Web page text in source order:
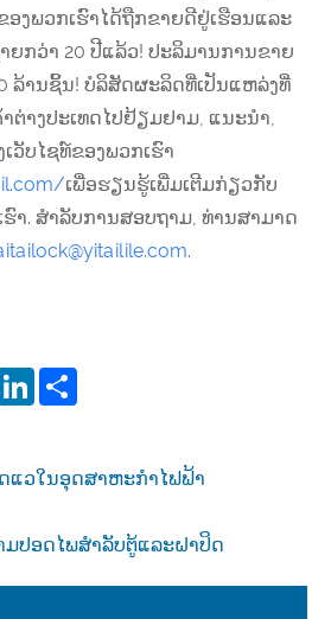
ງພວກເຮົາໄດ້ຖືກຂາຍດີຢູ່ເຮືອນແລະ
ຍກວ່າ 20 ປີແລ້ວ! ປະລິມານການຂາຍ
ລ້ານຊິ້ນ! ບໍລິສັດຜະລິດທີ່ເປັນແຫລ່ງທີ່
າງປະເທດໄປຢ້ຽມຢາມ, ແນະນໍາ,
ວັບໄຊທ໌ຂອງພວກເຮົາ
ເພື່ອຮຽນຮູ້ເພີ່ມເຕີມກ່ຽວກັບ
າ. ສໍາລັບການສອບຖາມ, ທ່ານສາມາດ
.
PinterestLinkedIn
ແວໃນອຸດສາຫະກໍາໄຟຟ້າ
ປອດໄພສໍາລັບຕູ້ແລະຝາປິດ